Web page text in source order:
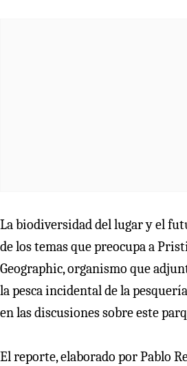
La biodiversidad del lugar y el
de los temas que preocupa a
Geographic, organismo que
la pesca incidental de la
en las discusiones sobre este
El reporte, elaborado por Pablo